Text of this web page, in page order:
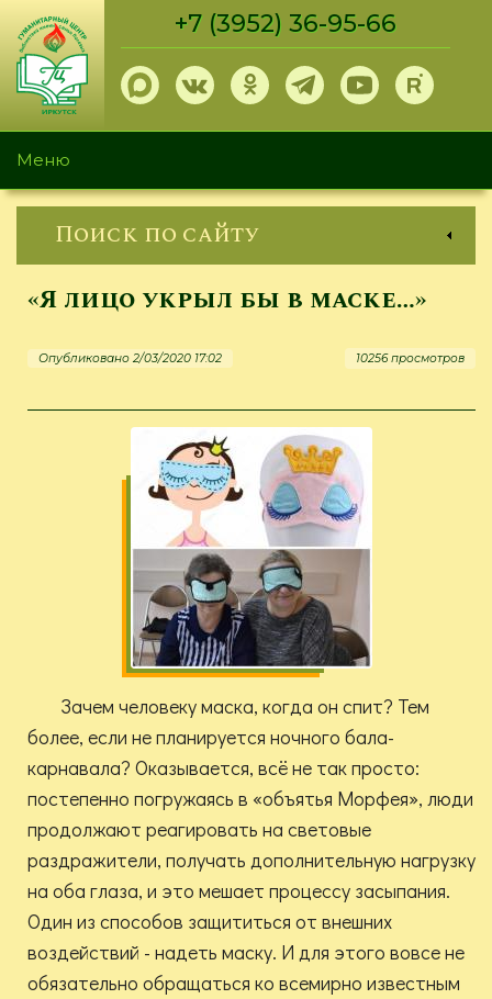
Перейти
основному
содержанию
+7 (3952) 36-95-66
Меню
Поиск по сайту
«Я лицо укрыл бы в маске…»
Опубликовано 2/03/2020 17:02 10256 просмотров
Зачем человеку маска, когда он спит? Тем
более, если не планируется ночного бала-
карнавала? Оказывается, всё не так просто:
постепенно погружаясь в «объятья Морфея», люди
продолжают реагировать на световые
раздражители, получать дополнительную нагрузку
на оба глаза, и это мешает процессу засыпания.
Один из способов защититься от внешних
воздействий - надеть маску. И для этого вовсе не
обязательно обращаться ко всемирно известным